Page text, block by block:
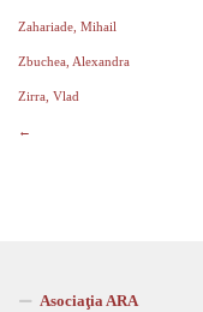
Zahariade, Mihail
Zbuchea, Alexandra
Zirra, Vlad
←
Asociaţia ARA